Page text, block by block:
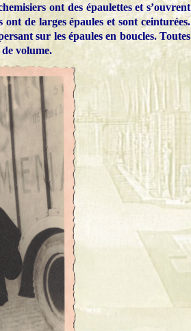
ont des épaulettes et s’ouvrent
de larges épaules et sont ceinturées.
sur les épaules en boucles. Toutes
volume.